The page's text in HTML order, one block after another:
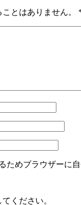
とはありません。
ためブラウザーに
ください。